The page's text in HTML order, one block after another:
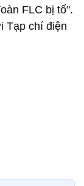
FLC bị tố".
Tạp chí điện